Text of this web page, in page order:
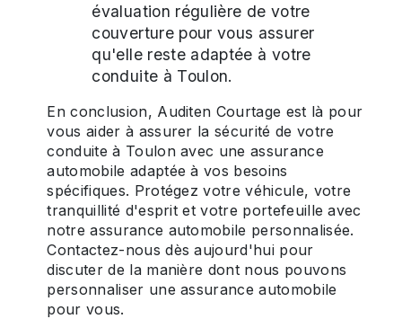
évaluation régulière de votre
couverture pour vous assurer
qu'elle reste adaptée à votre
conduite à Toulon.
En conclusion, Auditen Courtage est là pour
vous aider à assurer la sécurité de votre
conduite à Toulon avec une assurance
automobile adaptée à vos besoins
spécifiques. Protégez votre véhicule, votre
tranquillité d'esprit et votre portefeuille avec
notre assurance automobile personnalisée.
Contactez-nous dès aujourd'hui pour
discuter de la manière dont nous pouvons
personnaliser une assurance automobile
pour vous.